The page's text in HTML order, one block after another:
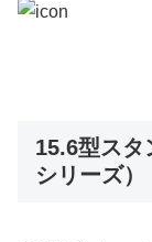
15.6型ス
シリーズ）